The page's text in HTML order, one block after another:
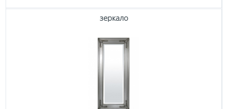
зеркало